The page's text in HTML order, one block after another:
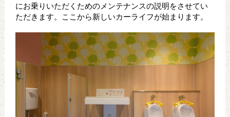
にお乗りいただくためのメンテナンスの説明をさせてい
ただきます。ここから新しいカーライフが始まります。